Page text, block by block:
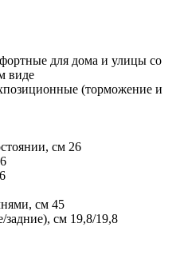
для дома и улицы со
виде
(торможение и
см 26
см 45
задние), см 19,8/19,8